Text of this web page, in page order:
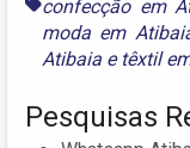
confecção em
moda em
Atibaia e têxtil
Pesquisas